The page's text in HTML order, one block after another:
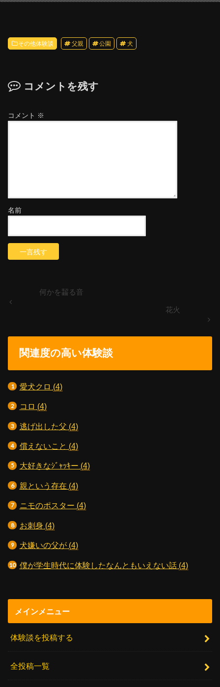
その他体験談 父親 公園 犬
コメントを残す
コメント ※
名前
何かを齧る音
花火
関連度の高い体験談
愛犬クロ (4)
コロ (4)
逃げ出した父 (4)
償えないこと (4)
大好きなｼﾞｬｯｷー (4)
親という存在 (4)
ニモのポスター (4)
お刺身 (4)
犬嫌いの父が (4)
僕が学生時代に体験したなんともいえない話 (4)
メインメニュー
体験談を投稿する
全投稿一覧